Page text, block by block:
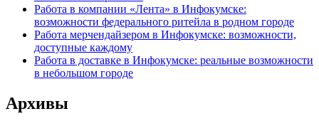
Работа в компании «Лента» в Инфокумске:
возможности федерального ритейла в родном городе
Работа мерчендайзером в Инфокумске: возможности,
доступные каждому
Работа в доставке в Инфокумске: реальные возможности
в небольшом городе
Архивы